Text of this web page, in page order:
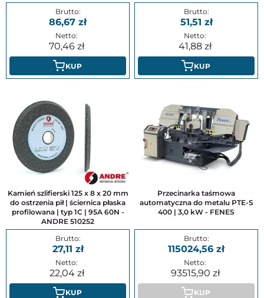
86,67
70,46
KUP
51,51
41,88
KUP
Kamień szlifierski 125 x 8 x 20 mm
do ostrzenia pił | ściernica płaska
profilowana | typ 1C | 95A 60N -
ANDRE 510252
27,11
22,04
KUP
Przecinarka taśmowa
automatyczna do metalu PTE-S
400 | 3,0 kW - FENES
115024,56
93515,90
KUP